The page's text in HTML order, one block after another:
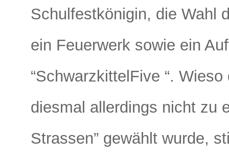
Schulfestkönigin, die Wahl
ein Feuerwerk sowie ein
“SchwarzkittelFive “.
diesmal allerdings nicht zu
Strassen” gewählt wurde,